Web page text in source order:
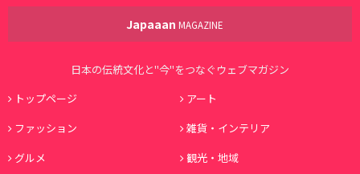
Japaaan MAGAZINE
日本の伝統文化と"今"をつなぐウェブマガジン
トップページ
アート
ファッション
雑貨・インテリア
グルメ
観光・地域